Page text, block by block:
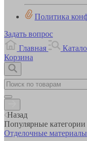
Политика
Задать вопрос
Главная
Корзина
Назад
Популярные категории
Отделочные материалы